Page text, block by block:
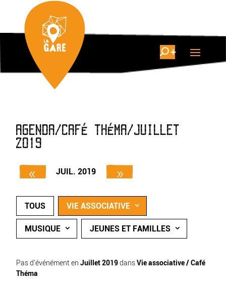
AGENDA/CAFÉ THÉMA/JUILLET
2019
JUIL. 2019
TOUS VIE ASSOCIATIVE
MUSIQUE JEUNES ET FAMILLES
Pas d'événément en Juillet 2019dansVie associative / Café
Théma